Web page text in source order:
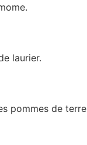
laurier.
pommes de terre